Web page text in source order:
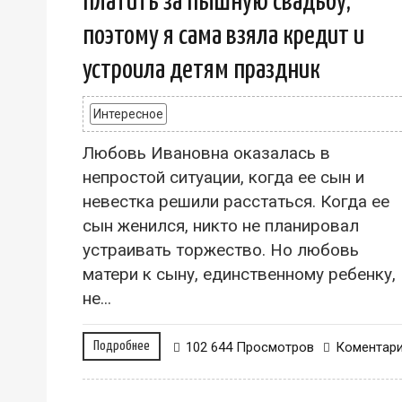
поэтому я сама взяла кредит и
устроила детям праздник
Интересное
Любовь Ивановна оказалась в
непростой ситуации, когда ее сын и
невестка решили расстаться. Когда ее
сын женился, никто не планировал
устраивать торжество. Но любовь
матери к сыну, единственному ребенку,
не...
Подробнее 102 644 Просмотров